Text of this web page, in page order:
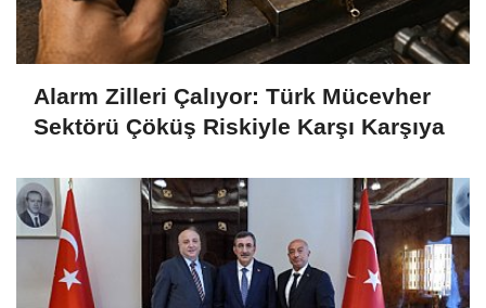
Alarm Zilleri Çalıyor: Türk Mücevher
Sektörü Çöküş Riskiyle Karşı Karşıya